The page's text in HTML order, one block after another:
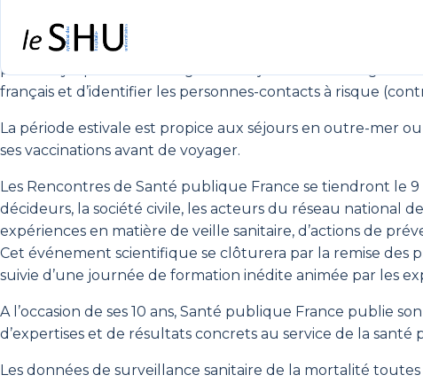
Les autorités sanitaires ont été informées d’un cas d’
patient, isolé avec sa famille en Espagne, est une
peu de symptômes et est guéri à ce jour. Des
français et d’identifier les personnes-contacts à risque
La période estivale est propice aux séjours en outre-mer
ses vaccinations avant de voyager.
Les Rencontres de Santé publique France se tiendront le
décideurs, la société civile, les acteurs du réseau national
expériences en matière de veille sanitaire, d’actions de
Cet événement scientifique se clôturera par la remise des
suivie d’une journée de formation inédite animée par les
A l’occasion de ses 10 ans, Santé publique France publie
d’expertises et de résultats concrets au service de la santé
Les données de surveillance sanitaire de la mortalité